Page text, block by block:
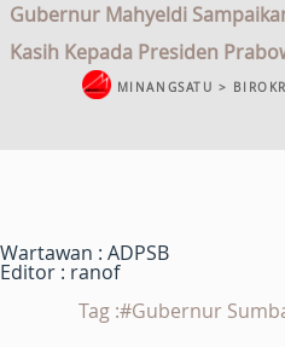
Gubernur Mahyeldi
Kasih Kepada Presiden
MINANGSATU >
Wartawan : ADPSB
Editor : ranof
Tag :#Gubernur